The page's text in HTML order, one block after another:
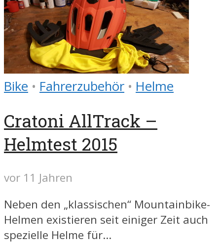
Bike • Fahrerzubehör • Helme
Cratoni AllTrack –
Helmtest 2015
vor 11 Jahren
Neben den „klassischen“ Mountainbike-
Helmen existieren seit einiger Zeit auch
spezielle Helme für...